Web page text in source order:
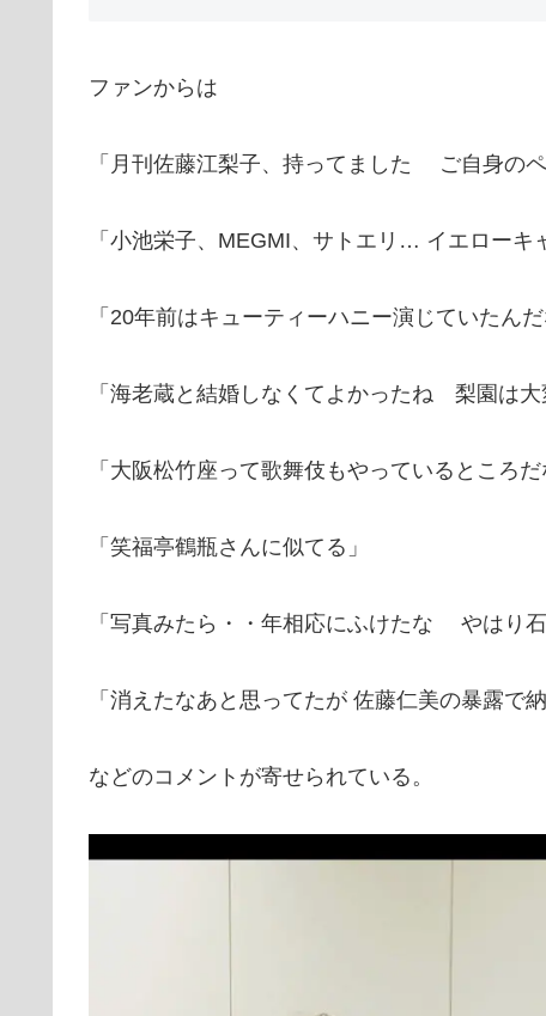
ファンからは
「月刊佐藤江梨子、持ってました ご自身の
「小池栄子、MEGMI、サトエリ… イエロー
「20年前はキューティーハニー演じていたん
「海老蔵と結婚しなくてよかったね 梨園は大
「大阪松竹座って歌舞伎もやっているところだ
「笑福亭鶴瓶さんに似てる」
「写真みたら・・年相応にふけたな やはり
「消えたなあと思ってたが 佐藤仁美の暴露で納
などのコメントが寄せられている。